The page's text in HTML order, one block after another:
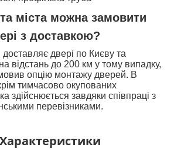
міста можна замовити
з доставкою?
двері по Києву та
на відстань до 200 км у тому випадку,
опцію монтажу дверей. В
тимчасово окупованих
здійснюється завдяки співпраці з
перевізниками.
Характеристики